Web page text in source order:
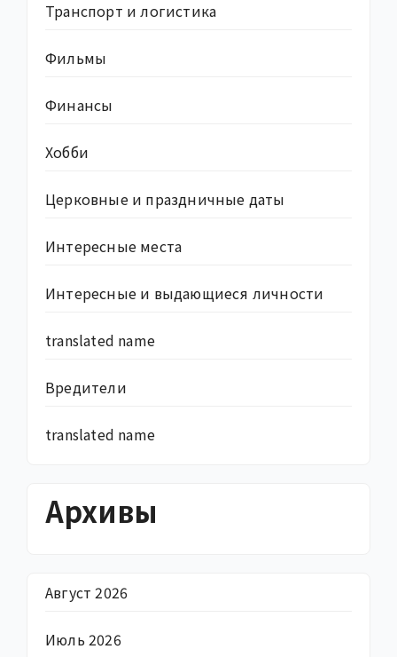
Транспорт и логистика
Фильмы
Финансы
Хобби
Церковные и праздничные даты
Интересные места
Интересные и выдающиеся личности
translated name
Вредители
translated name
Архивы
Август 2026
Июль 2026